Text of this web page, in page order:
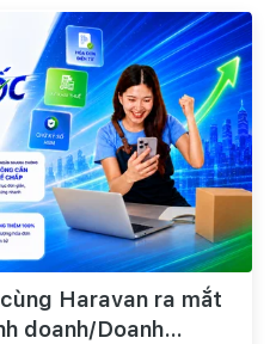
Haravan ra mắt
doanh/Doanh